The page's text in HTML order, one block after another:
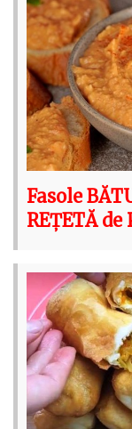
Fasole
REȚETĂ de